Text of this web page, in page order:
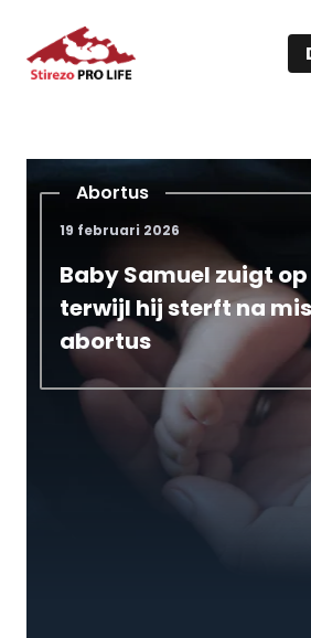
Abortus
19 februari 2026
Baby Samuel zuigt
terwijl hij sterft na
abortus